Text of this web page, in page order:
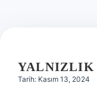
YALNIZLIK
Tarih: Kasım 13, 2024